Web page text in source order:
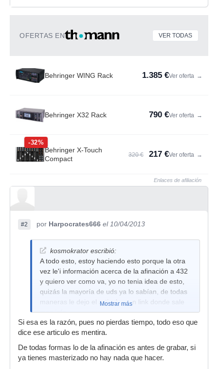
OFERTAS EN VER TODAS
Behringer WING Rack 1.385 €Ver oferta →
Behringer X32 Rack 790 €Ver oferta →
-32%
Behringer X-Touch
Compact
320 € 217 €Ver oferta →
Enlaces de afiliación
#2 por Harpocrates666 el 10/04/2013
kosmokrator escribió:
A todo esto, estoy haciendo esto porque la otra
vez le'i información acerca de la afinación a 432
y quiero ver como va, yo no tenia idea de esto,
quizás la mayoría de uds ya lo sabían, de todas
maneras le dejo el articulo y un link donde sale
mas info.
Mostrar más
Si esa es la razón, pues no pierdas tiempo, todo eso que
dice ese articulo es mentira.
De todas formas lo de la afinación es antes de grabar, si
ya tienes masterizado no hay nada que hacer.